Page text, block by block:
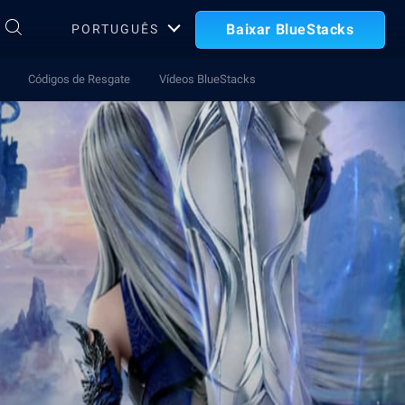
PORTUGUÊS Baixar BlueStacks
Códigos de Resgate Vídeos BlueStacks